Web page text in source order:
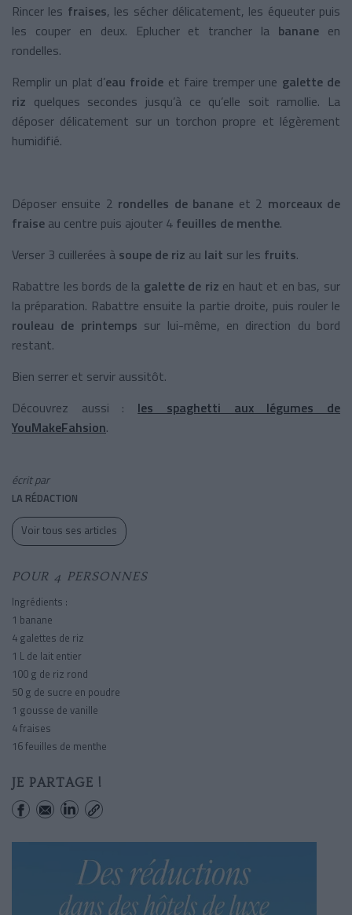
Rincer les fraises, les sécher délicatement, les équeuter puis
les couper en deux. Eplucher et trancher la banane en
rondelles.
Remplir un plat d’eau froide et faire tremper une galette de
riz quelques secondes jusqu’à ce qu’elle soit ramollie. La
déposer délicatement sur un torchon propre et légèrement
humidifié.
Déposer ensuite 2 rondelles de banane et 2 morceaux de
fraise au centre puis ajouter 4 feuilles de menthe.
Verser 3 cuillerées à soupe de riz au lait sur les fruits.
Rabattre les bords de la galette de riz en haut et en bas, sur
la préparation. Rabattre ensuite la partie droite, puis rouler le
rouleau de printemps sur lui-même, en direction du bord
restant.
Bien serrer et servir aussitôt.
Découvrez aussi : les spaghetti aux légumes de
YouMakeFahsion.
écrit par
LA RÉDACTION
Voir tous ses articles
POUR 4 PERSONNES
Ingrédients :
1 banane
4 galettes de riz
1 L de lait entier
100 g de riz rond
50 g de sucre en poudre
1 gousse de vanille
4 fraises
16 feuilles de menthe
JE PARTAGE !